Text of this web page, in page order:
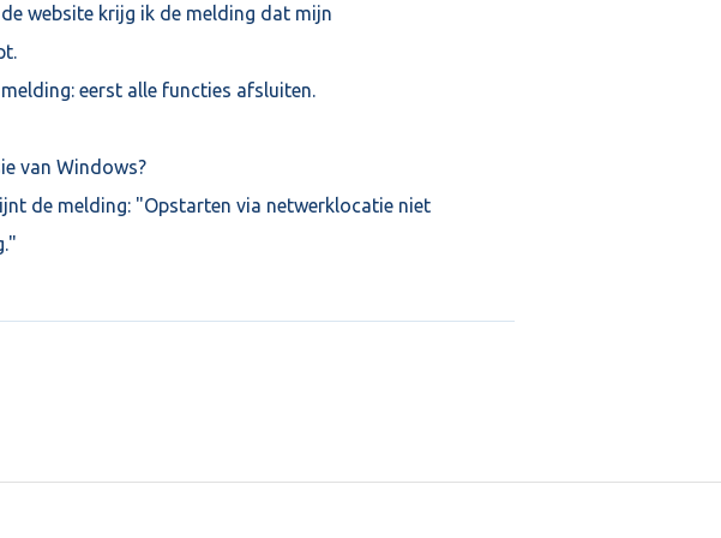
website krijg ik de melding dat mijn
eerst alle functies afsluiten.
van Windows?
de melding: "Opstarten via netwerklocatie niet